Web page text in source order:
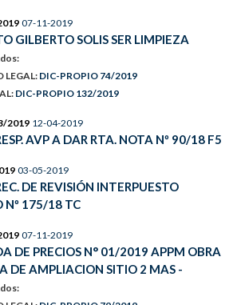
07-11-2019
GILBERTO SOLIS SER LIMPIEZA
LEGAL: DIC-PROPIO 74/2019
DIC-PROPIO 132/2019
2019 12-04-2019
AVP A DAR RTA. NOTA Nº 90/18 F5
03-05-2019
DE REVISIÓN INTERPUESTO
Nº 175/18 TC
07-11-2019
DE PRECIOS N° 01/2019 APPM OBRA
DE AMPLIACION SITIO 2 MAS -